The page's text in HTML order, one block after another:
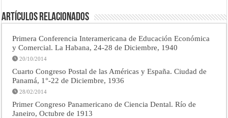
Artículos Relacionados
Primera Conferencia Interamericana de Educación Económica
y Comercial. La Habana, 24-28 de Diciembre, 1940
20/10/2014
Cuarto Congreso Postal de las Américas y España. Ciudad de
Panamá, 1°-22 de Diciembre, 1936
28/02/2014
Primer Congreso Panamericano de Ciencia Dental. Río de
Janeiro, Octubre de 1913